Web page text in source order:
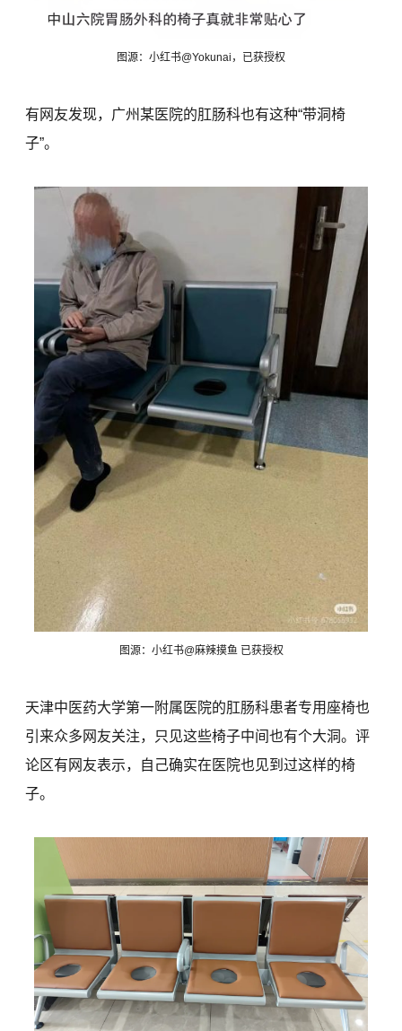
图源：小红书@Yokunai，已获授权
有网友发现，广州某医院的肛肠科也有这种“带洞椅
子”。
图源：小红书@麻辣摸鱼 已获授权
天津中医药大学第一附属医院的肛肠科患者专用座椅也
引来众多网友关注，只见这些椅子中间也有个大洞。评
论区有网友表示，自己确实在医院也见到过这样的椅
子。